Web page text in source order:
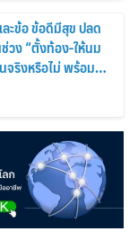
ะข้อ ข้อดีมีสุข ปลด
วง “ตั้งท้อง-ให้นม
จริงหรือไม่ พร้อม
วลกระดูกเชิง